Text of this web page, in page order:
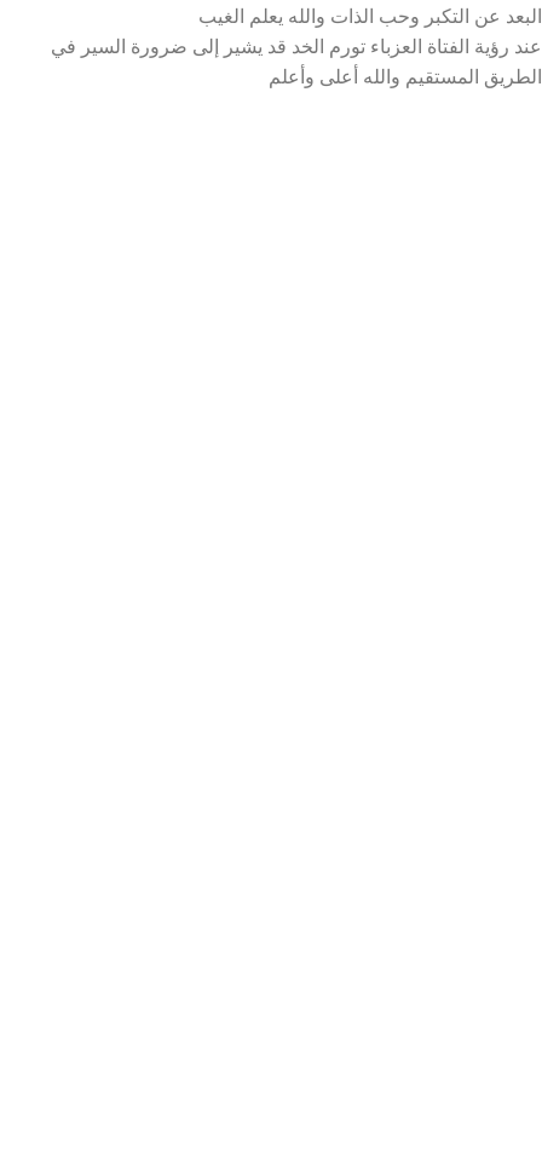
البعد عن التكبر وحب الذات والله يعلم الغيب
عند رؤية الفتاة العزباء تورم الخد قد يشير إلى ضرورة السير في
الطريق المستقيم والله أعلى وأعلم